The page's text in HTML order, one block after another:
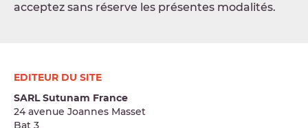
acceptez sans réserve les présentes modalités.
EDITEUR DU SITE
SARL Sutunam France
24 avenue Joannes Masset
Bat 3